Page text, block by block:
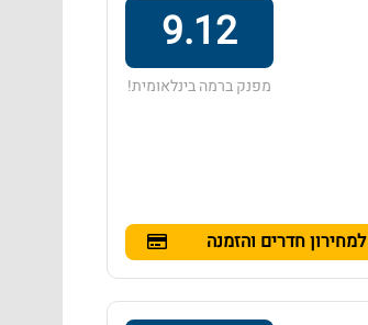
9.12
מפנק ברמה בינלאומית!
למחירון חדרים והזמנה